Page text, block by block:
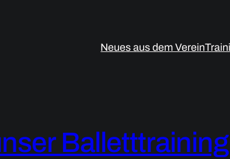
Neues aus dem Verein